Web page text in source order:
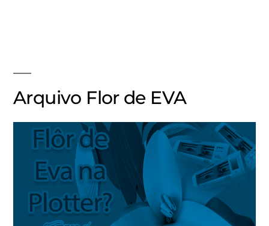
Arquivo Flor de EVA